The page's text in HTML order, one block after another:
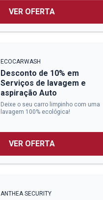
VER OFERTA
ECOCARWASH
Desconto de 10% em
Serviços de lavagem e
aspiração Auto
Deixe o seu carro limpinho com uma
lavagem 100% ecológica!
VER OFERTA
ANTHEA SECURITY